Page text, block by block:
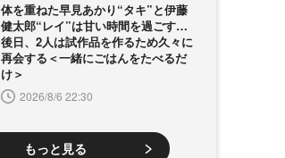
体を重ねた早見あかり“タキ”と伊藤
健太郎“レイ”は甘い時間を過ごす…
後日、2人は試作品を作るため久々に
再会する＜一緒にごはんをたべるだ
け＞
2026/8/6 22:30
もっと見る